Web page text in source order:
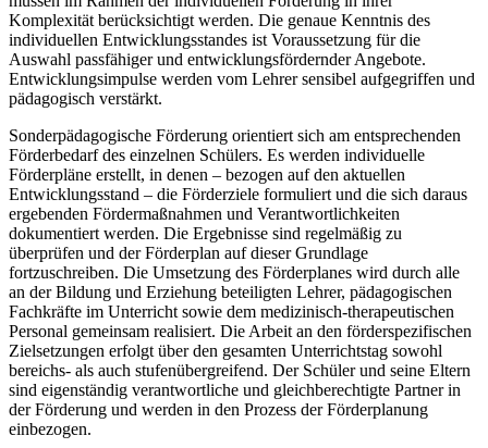
Komplexität berücksichtigt werden. Die genaue Kenntnis des
individuellen Entwicklungsstandes ist Voraussetzung für die
Auswahl passfähiger und entwicklungsfördernder Angebote.
Entwicklungsimpulse werden vom Lehrer sensibel aufgegriffen und
pädagogisch verstärkt.
Sonderpädagogische Förderung orientiert sich am entsprechenden
Förderbedarf des einzelnen Schülers. Es werden individuelle
Förderpläne erstellt, in denen – bezogen auf den aktuellen
Entwicklungsstand – die Förderziele formuliert und die sich daraus
ergebenden Fördermaßnahmen und Verantwortlichkeiten
dokumentiert werden. Die Ergebnisse sind regelmäßig zu
überprüfen und der Förderplan auf dieser Grundlage
fortzuschreiben. Die Umsetzung des Förderplanes wird durch alle
an der Bildung und Erziehung beteiligten Lehrer, pädagogischen
Fachkräfte im Unterricht sowie dem medizinisch-therapeutischen
Personal gemeinsam realisiert. Die Arbeit an den förderspezifischen
Zielsetzungen erfolgt über den gesamten Unterrichtstag sowohl
bereichs- als auch stufenübergreifend. Der Schüler und seine Eltern
sind eigenständig verantwortliche und gleichberechtigte Partner in
der Förderung und werden in den Prozess der Förderplanung
einbezogen.